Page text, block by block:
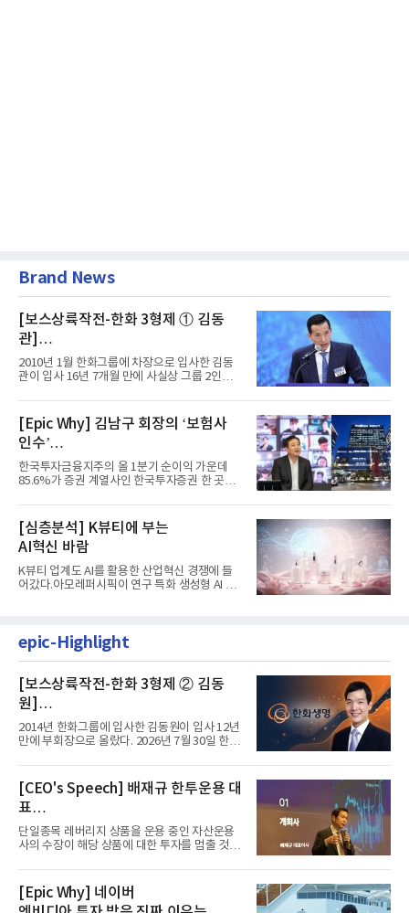
Brand News
[보스상륙작전-한화 3형제 ① 김동
관]
입사 16년 만에 수석부회장 … 경영승
계 ‘초읽기’
2010년 1월 한화그룹에 차장으로 입사한 김동
관이 입사 16년 7개월 만에 사실상 그룹 2인자
[Epic Why] 김남구 회장의 ‘보험사
인수’
발걸음이 신중해진 배경은?
한국투자금융지주의 올 1분기 순이익 가운데
85.6%가 증권 계열사인 한국투자증권 한 곳에
[심층분석] K뷰티에 부는
AI혁신 바람
K뷰티 업계도 AI를 활용한 산업혁신 경쟁에 들
어갔다.아모레퍼시픽이 연구 특화 생성형 AI 플
epic-Highlight
[보스상륙작전-한화 3형제 ② 김동
원]
입사 12년 만에 금융계열 수장 등극
2014년 한화그룹에 입사한 김동원이 입사 12년
만에 부회장으로 올랐다. 2026년 7월 30일 한화
[CEO's Speech] 배재규 한투운용 대
표
“개별종목 레버리지 투자 지금이라도
멈춰라”
단일종목 레버리지 상품을 운용 중인 자산운용
사의 수장이 해당 상품에 대한 투자를 멈출 것을
[Epic Why] 네이버